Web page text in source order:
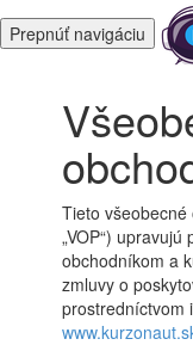
Prepnúť navigáciu
Tieto
„VOP“)
obchodníkom a
zmluvy o
prostredníctvom